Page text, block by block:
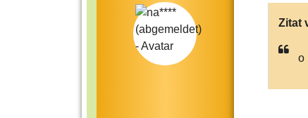
Zitat
o